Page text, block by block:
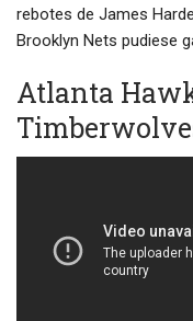
rebotes de James
Brooklyn Nets pudiese
Atlanta